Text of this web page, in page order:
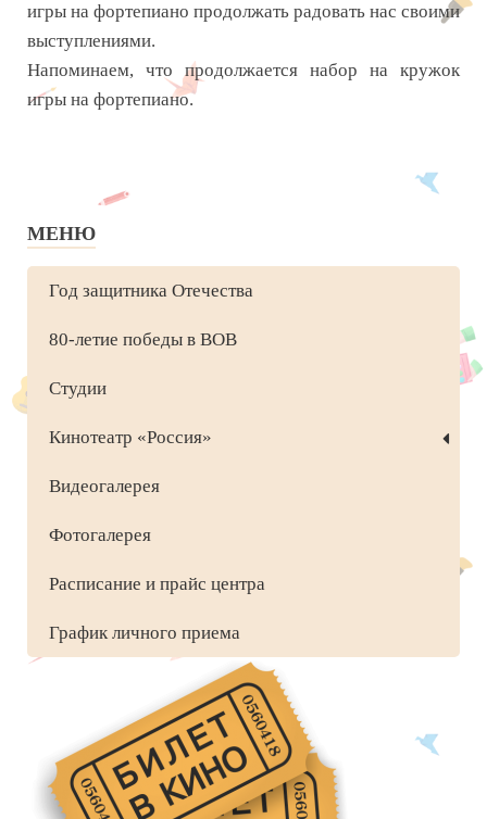
игры на фортепиано продолжать радовать нас своими
выступлениями.
Напоминаем, что продолжается набор на кружок
игры на фортепиано.
МЕНЮ
Год защитника Отечества
80-летие победы в ВОВ
Студии
Кинотеатр «Россия»
Видеогалерея
Фотогалерея
Расписание и прайс центра
График личного приема